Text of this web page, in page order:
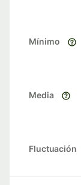
Mínimo
Media
Fluctuación